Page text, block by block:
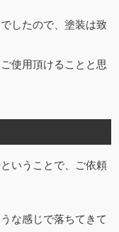
したので、塗装は致
使用頂けることと思
いうことで、ご依頼
な感じで落ちてきて